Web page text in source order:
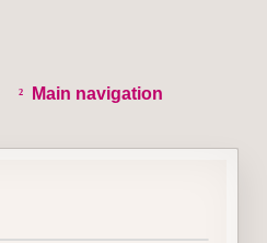
Main navigation